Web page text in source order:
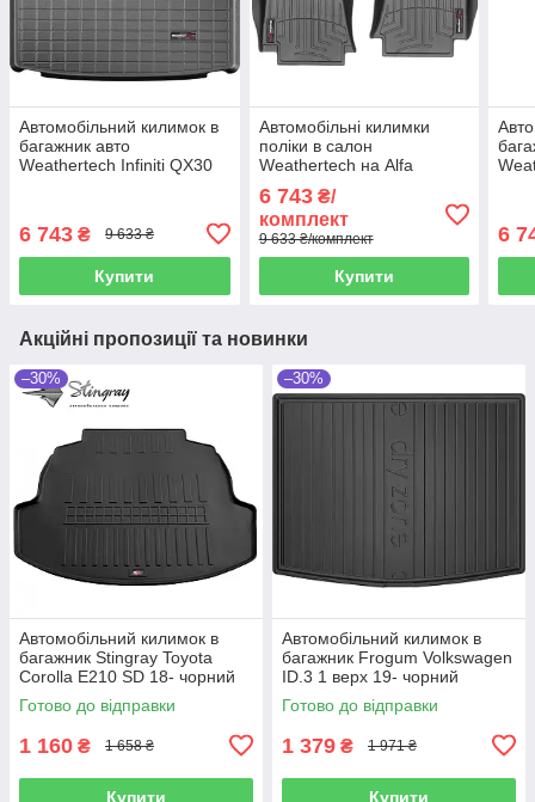
Автомобільний килимок в
багажник авто
Weathertech Infiniti QX30
6 743 ₴ 9 633 ₴
Купити
Автомобільні килимки
поліки в салон
Weathertech на Alfa
передні чорні Альфа
Ромео Гулия
6 743₴/
комплект
9 633 ₴/комплект
Купити
6
Акційні пропозиції та новинки
–30%
Автомобільний килимок в
багажник Stingray Toyota
Corolla E210 SD 18- чорний
Тойота Королла
Готово до відправки
1 160 ₴ 1 658 ₴
Купити
–30%
Автомобільний килимок в
багажник Frogum Volkswagen
ID.3 1 верх 19- чорний
Фольксваген Айди3
Готово до відправки
1 379 ₴ 1 971 ₴
Купити